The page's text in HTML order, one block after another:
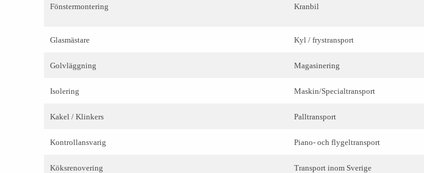
Fönstermontering Kranbil
Glasmästare Kyl / frystransport
Golvläggning Magasinering
Isolering Maskin/Specialtransport
Kakel / Klinkers Palltransport
Kontrollansvarig Piano- och flygeltransport
Köksrenovering Transport inom Sverige